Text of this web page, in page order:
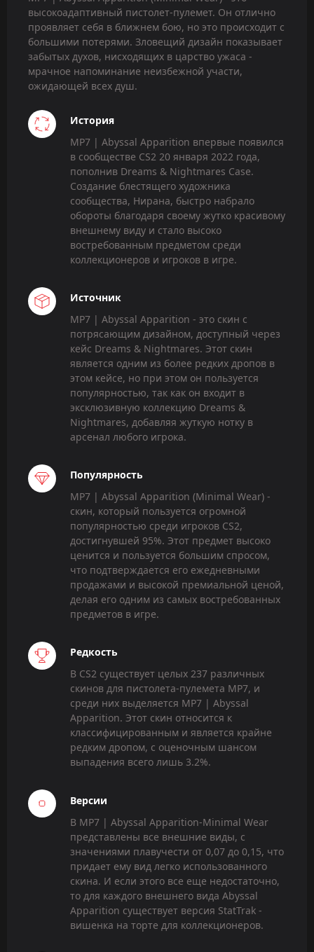
высокоадаптивный пистолет-пулемет. Он отлично
проявляет себя в ближнем бою, но это происходит с
большими потерями. Зловещий дизайн показывает
забытых духов, нисходящих в царство ужаса -
мрачное напоминание неизбежной участи,
ожидающей всех душ.
История
MP7 | Abyssal Apparition впервые появился
в сообществе CS2 20 января 2022 года,
пополнив Dreams & Nightmares Case.
Создание блестящего художника
сообщества, Нирана, быстро набрало
обороты благодаря своему жутко красивому
внешнему виду и стало высоко
востребованным предметом среди
коллекционеров и игроков в игре.
Источник
MP7 | Abyssal Apparition - это скин с
потрясающим дизайном, доступный через
кейс Dreams & Nightmares. Этот скин
является одним из более редких дропов в
этом кейсе, но при этом он пользуется
популярностью, так как он входит в
эксклюзивную коллекцию Dreams &
Nightmares, добавляя жуткую нотку в
арсенал любого игрока.
Популярность
MP7 | Abyssal Apparition (Minimal Wear) -
скин, который пользуется огромной
популярностью среди игроков CS2,
достигнувшей 95%. Этот предмет высоко
ценится и пользуется большим спросом,
что подтверждается его ежедневными
продажами и высокой премиальной ценой,
делая его одним из самых востребованных
предметов в игре.
Редкость
В CS2 существует целых 237 различных
скинов для пистолета-пулемета MP7, и
среди них выделяется MP7 | Abyssal
Apparition. Этот скин относится к
классифицированным и является крайне
редким дропом, с оценочным шансом
выпадения всего лишь 3.2%.
Версии
В MP7 | Abyssal Apparition-Minimal Wear
представлены все внешние виды, с
значениями плавучести от 0,07 до 0,15, что
придает ему вид легко использованного
скина. И если этого все еще недостаточно,
то для каждого внешнего вида Abyssal
Apparition существует версия StatTrak -
вишенка на торте для коллекционеров.